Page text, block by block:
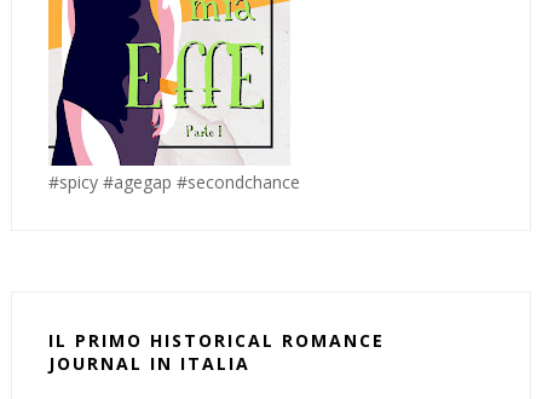
#spicy #agegap #secondchance
IL PRIMO HISTORICAL ROMANCE
JOURNAL IN ITALIA